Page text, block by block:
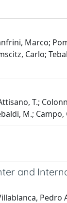
Marco;
Carlo;
T.;
M.; Campo,
and
Pedro